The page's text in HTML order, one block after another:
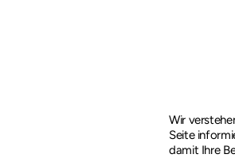
Wir
Seite
damit Ihre